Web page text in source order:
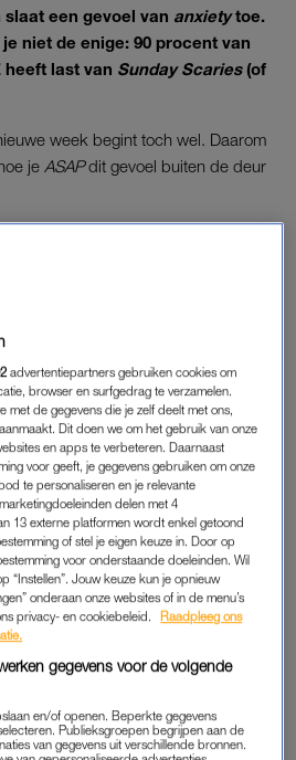
een gevoel van anxietytoe.
niet de enige: 90 procent van
heeft last van Sunday Scaries(of
week begint toch wel. Daarom
je ASAPdit gevoel buiten de deur
onbezorgd in de club staat of een
Sommigen krijgen last van
vaak werkgerelateerd – ineens duikt
je hoofd – maar kan ook komen
je weekend te hebben gehaald. Of
week gehad, waardoor je nu
stress en overweldiging over wat er
om te ontspannen en te
het weekend verstoren”, zegt
gedragstherapeut en
. E
blijkt uit onderzoek.
JOB?
advertentiepartners gebruiken cookies om
browser en surfgedrag te verzamelen.
met de gegevens die je zelf deelt met ons,
Dit doen we om het gebruik van onze
en apps te verbeteren. Daarnaast
voor geeft, je gegevens gebruiken om onze
te personaliseren en je relevante
delen met 4
13 externe platformen wordt enkel getoond
of stel je eigen keuze in. Door op
voor onderstaande doeleinden. Wil
“Instellen”. Jouw keuze kun je opnieuw
onderaan onze websites of in de menu’s
privacy- en cookiebeleid.
Raadpleeg ons
gegevens voor de volgende
en/of openen. Beperkte gegevens
Publieksgroepen begrijpen aan de
van gegevens uit verschillende bronnen.